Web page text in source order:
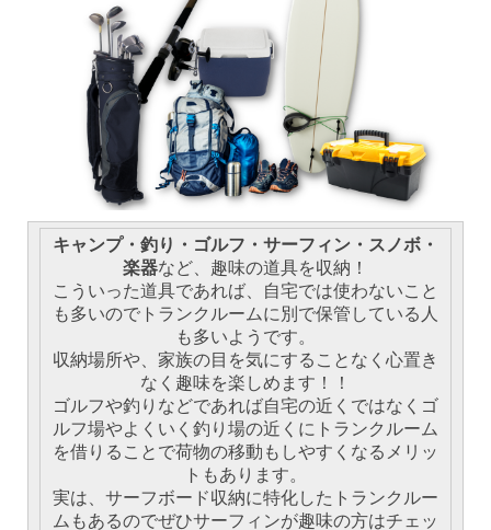
キャンプ・釣り・ゴルフ・サーフィン・スノボ・
楽器など、趣味の道具を収納！
こういった道具であれば、自宅では使わないこと
も多いのでトランクルームに別で保管している人
も多いようです。
収納場所や、家族の目を気にすることなく心置き
なく趣味を楽しめます！！
ゴルフや釣りなどであれば自宅の近くではなくゴ
ルフ場やよくいく釣り場の近くにトランクルーム
を借りることで荷物の移動もしやすくなるメリッ
トもあります。
実は、サーフボード収納に特化したトランクルー
ムもあるのでぜひサーフィンが趣味の方はチェッ